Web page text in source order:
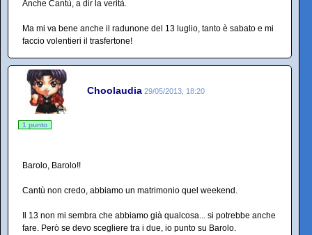
Anche Cantù, a dir la verità.
Ma mi va bene anche il radunone del 13 luglio, tanto è sabato e mi
faccio volentieri il trasfertone!
Choolaudia 29/05/2013, 18:20
1 punto
Barolo, Barolo!!
Cantù non credo, abbiamo un matrimonio quel weekend.
Il 13 non mi sembra che abbiamo già qualcosa... si potrebbe anche
fare. Però se devo scegliere tra i due, io punto su Barolo.